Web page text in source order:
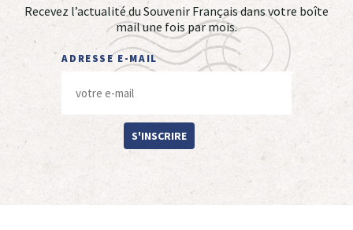
Recevez l’actualité du Souvenir Français dans votre boîte
mail une fois par mois.
ADRESSE E-MAIL
S'INSCRIRE